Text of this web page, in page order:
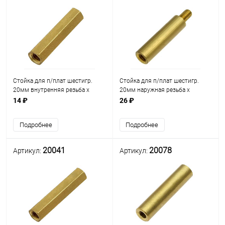
Стойка для п/плат шестигр.
20мм внутренняя резьба х
внутренняя резьба М3мм)
ключ М5) (PCHSS-20)
14 ₽
Подробнее
Стойка для п/плат шестигр.
20мм наружная резьба х
внутренняя резьба М3мм
D=5.5мм (PCSN-20)
26 ₽
Подробнее
Артикул: 20041 Артикул: 20078